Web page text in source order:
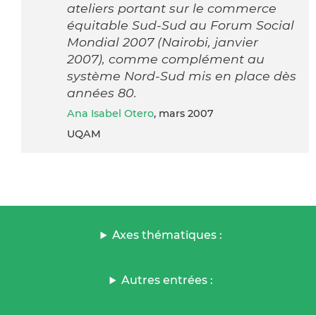
ateliers portant sur le commerce
équitable Sud-Sud au Forum Social
Mondial 2007 (Nairobi, janvier
2007), comme complément au
système Nord-Sud mis en place dès
années 80.
Ana Isabel Otero, mars 2007
UQAM
Axes thématiques :
Autres entrées :